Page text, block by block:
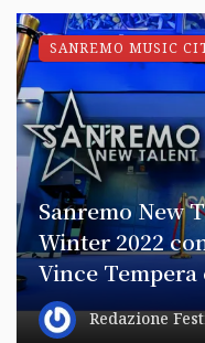
Sanremo New
Winter 2022
Vince
Redazione
SANREMO MUSIC